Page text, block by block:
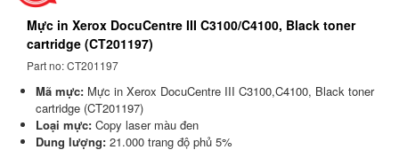
Mực in Xerox DocuCentre III C3100/C4100, Black toner
cartridge (CT201197)
Part no: CT201197
Mã mực: Mực in Xerox DocuCentre III C3100,C4100, Black toner
cartridge (CT201197)
Loại mực: Copy laser màu đen
Dung lượng: 21.000 trang độ phủ 5%